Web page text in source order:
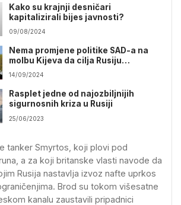
Kako su krajnji desničari
kapitalizirali bijes javnosti?
09/08/2024
Nema promjene politike SAD-a na
molbu Kijeva da cilja Rusiju
dalekometnim oružjem
14/09/2024
Rasplet jedne od najozbiljnijih
sigurnosnih kriza u Rusiji
25/06/2023
tanker Smyrtos, koji plovi pod
a za koji britanske vlasti navode da
Rusija nastavlja izvoz nafte uprkos
Brod su tokom višesatne
kanalu zaustavili pripadnici